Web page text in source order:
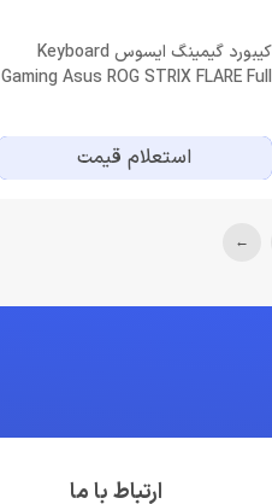
کیبورد گیمینگ ایسوس Keyboard
Gaming Asus ROG STRIX FLARE Full
استعلام قیمت
←
ارتباط با ما